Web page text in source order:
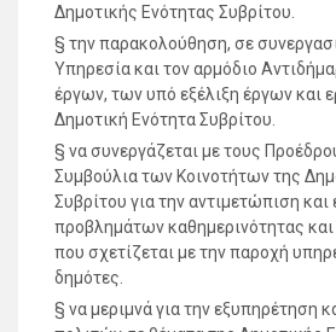
Δημοτικής Ενότητας Συβρίτου.
§ την παρακολούθηση, σε
Υπηρεσία και τον αρμόδιο
έργων, των υπό εξέλιξη έργων και
Δημοτική Ενότητα Συβρίτου.
§ να συνεργάζεται με τους
Συμβούλια των Κοινοτήτων της
Συβρίτου για την αντιμετώπιση και
προβλημάτων καθημερινότητας
που σχετίζεται με την παροχή
δημότες.
§ να μεριμνά για την εξυπηρέτηση